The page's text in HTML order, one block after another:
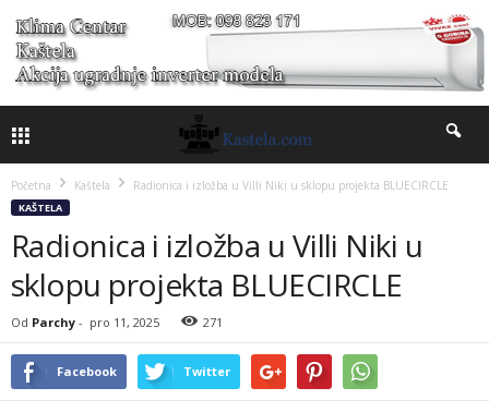
Početna Kaštela Radionica i izložba u Villi Niki u sklopu projekta BLUECIRCLE
KAŠTELA
Radionica i izložba u Villi Niki u
sklopu projekta BLUECIRCLE
Od Parchy - pro 11, 2025 271
Facebook Twitter